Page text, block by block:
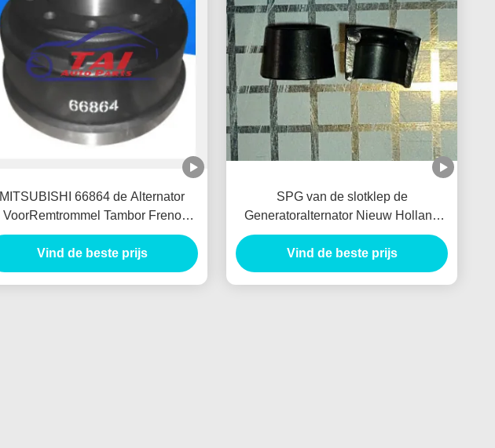
MITSUBISHI 66864 de Alternator
VoorRemtrommel Tambor Freno
Delantero van de Autogenerator
Vind de beste prijs
SPG van de slotklep de
Generatoralternator Nieuw Holland
E385 E215 van de Palauto voor HINO
J05E VH900126122A
Vind de beste prijs